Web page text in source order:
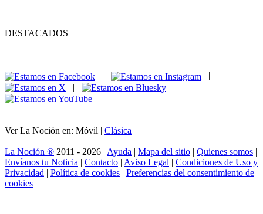
DESTACADOS
|
|
|
|
Ver La Noción en: Móvil | Clásica
La Noción ® 2011 - 2026 | Ayuda | Mapa del sitio | Quienes somos |
Envíanos tu Noticia | Contacto | Aviso Legal | Condiciones de Uso y
Privacidad | Política de cookies | Preferencias del consentimiento de
cookies